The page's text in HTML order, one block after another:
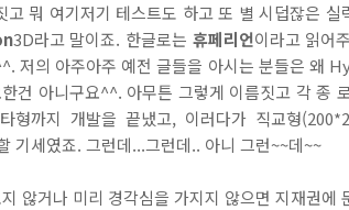
뭐 여기저기 테스트도 하고 또 별 시덥잖은 실
3D라고 말이죠. 한글로는 휴페리언이라고 읽어
저의 아주아주 예전 글들을 아시는 분들은 왜
건 아니구요^^. 아무튼 그렇게 이름짓고 각 종
까지 개발을 끝냈고, 이러다가 직교형
기세였죠. 그런데...그런데.. 아니 그런~~데~~
않거나 미리 경각심을 가지지 않으면 지재권에